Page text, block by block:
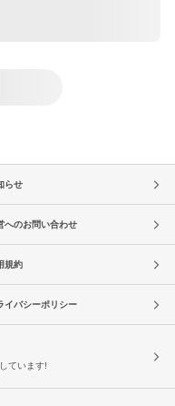
らせ
へのお問い合わせ
規約
イバシーポリシー
ています!